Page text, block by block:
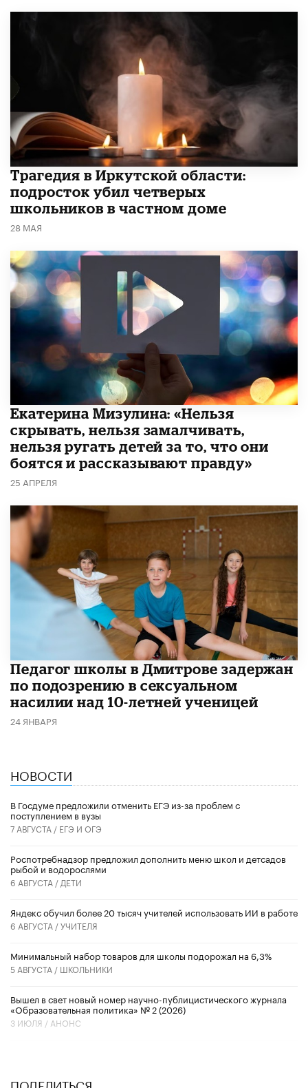
Трагедия в Иркутской области:
подросток убил четверых
школьников в частном доме
28 МАЯ
Екатерина Мизулина: «Нельзя
скрывать, нельзя замалчивать,
нельзя ругать детей за то, что они
боятся и рассказывают правду»
25 АПРЕЛЯ
Педагог школы в Дмитрове задержан
по подозрению в сексуальном
насилии над 10-летней ученицей
24 ЯНВАРЯ
НОВОСТИ
В Госдуме предложили отменить ЕГЭ из-за проблем с
поступлением в вузы
7 АВГУСТА / ЕГЭ И ОГЭ
Роспотребнадзор предложил дополнить меню школ и детсадов
рыбой и водорослями
6 АВГУСТА / ДЕТИ
​Яндекс обучил более 20 тысяч учителей использовать ИИ в работе
6 АВГУСТА /УЧИТЕЛЯ
Минимальный набор товаров для школы подорожал на 6,3%
5 АВГУСТА / ШКОЛЬНИКИ
Вышел в свет новый номер научно-публицистического журнала
«Образовательная политика» № 2 (2026)
3 ИЮЛЯ / АНОНС
ПОДЕЛИТЬСЯ